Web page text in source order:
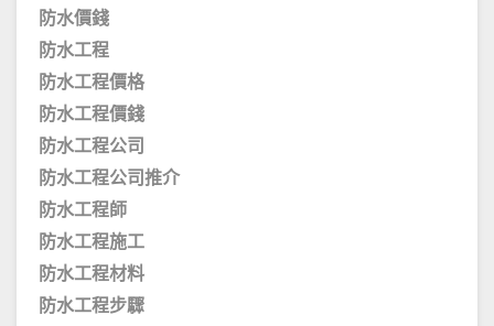
防水價錢
防水工程
防水工程價格
防水工程價錢
防水工程公司
防水工程公司推介
防水工程師
防水工程施工
防水工程材料
防水工程步驟